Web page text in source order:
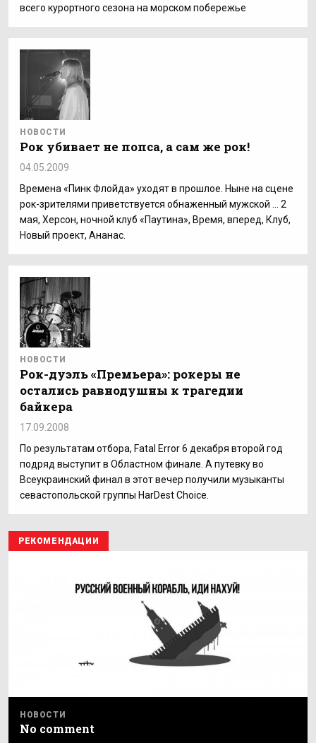
всего курортного сезона на морском побережье
НОВОСТИ
Рок убивает не попса, а сам же рок!
04.05.2009
Времена «Пинк Флойда» уходят в прошлое. Ныне на сцене
рок-зрителями приветствуется обнаженный мужской ... 2
мая, Херсон, ночной клуб «Паутина», Время, вперед, Клуб,
Новый проект, Ананас.
НОВОСТИ
Рок-дуэль «Премьера»: рокеры не
остались равнодушны к трагедии
байкера
17.09.2008
По результатам отбора, Fatal Error 6 декабря второй год
подряд выступит в Областном финале. А путевку во
Всеукраинский финал в этот вечер получили музыканты
севастопольской группы HarDest Choice.
РЕКОМЕНДАЦИИ
НОВОСТИ
No comment